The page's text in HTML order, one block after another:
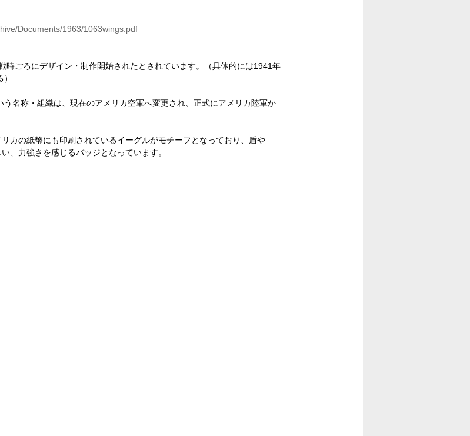
Documents/1963/1063wings.pdf
時ごろにデザイン・制作開始されたとされています。（具体的には1941年
名称・組織は、現在のアメリカ空軍へ変更され、正式にアメリカ陸軍か
カの紙幣にも印刷されているイーグルがモチーフとなっており、盾や
、力強さを感じるバッジとなっています。